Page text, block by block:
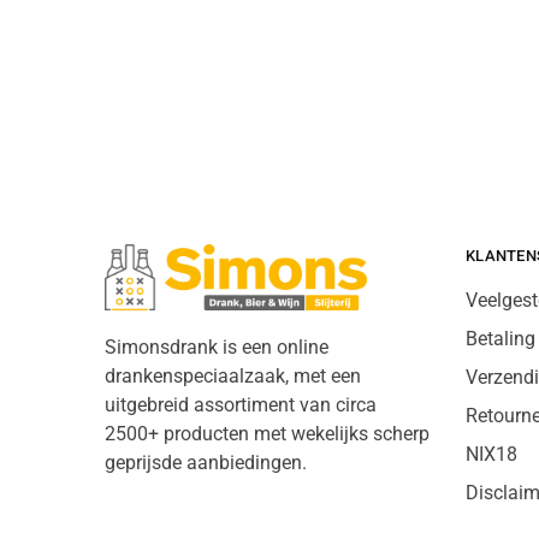
Simonsdrank is een online
drankenspeciaalzaak, met een
uitgebreid assortiment van circa
2500+ producten met wekelijks scherp
geprijsde aanbiedingen.
Betaling
NIX18